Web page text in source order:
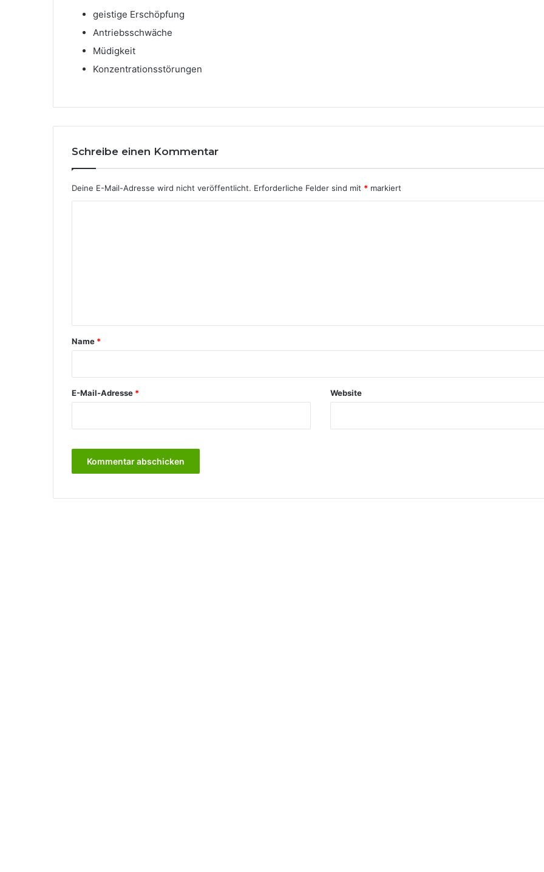
geistige Erschöpfung
Antriebsschwäche
Müdigkeit
Konzentrationsstörungen
Schreibe einen Kommentar
Deine E-Mail-Adresse wird nicht veröffentlicht. Erforderliche Felder sind mit * markiert
a
Name *
E-Mail-Adresse * Website